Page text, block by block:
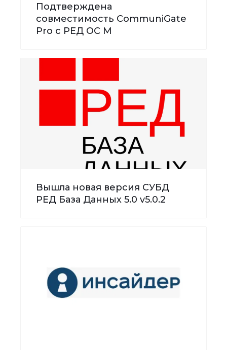
Подтверждена
совместимость CommuniGate
Pro с РЕД ОС М
Вышла новая версия СУБД
РЕД База Данных 5.0 v5.0.2